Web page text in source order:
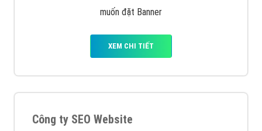
muốn đặt Banner
XEM CHI TIẾT
Công ty SEO Website